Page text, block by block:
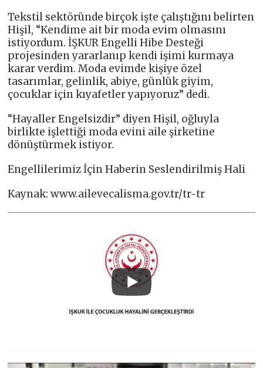
Tekstil sektöründe birçok işte çalıştığını belirten
Hişil, “Kendime ait bir moda evim olmasını
istiyordum. İŞKUR Engelli Hibe Desteği
projesinden yararlanıp kendi işimi kurmaya
karar verdim. Moda evimde kişiye özel
tasarımlar, gelinlik, abiye, günlük giyim,
çocuklar için kıyafetler yapıyoruz” dedi.
“Hayaller Engelsizdir” diyen Hişil, oğluyla
birlikte işlettiği moda evini aile şirketine
dönüştürmek istiyor.
Engellilerimiz İçin Haberin Seslendirilmiş Hali
Kaynak: www.ailevecalisma.gov.tr/tr-tr